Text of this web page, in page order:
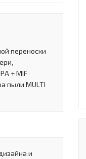
переноски
+ MIF
пыли MULTI
и